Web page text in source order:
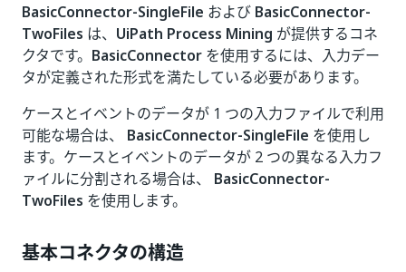
BasicConnector-SingleFile および BasicConnector-
TwoFiles は、 UiPath Process Mining が提供するコネ
クタです。 BasicConnector を使用するには、入力デー
タが定義された形式を満たしている必要があります。
ケースとイベントのデータが 1 つの入力ファイルで利用
可能な場合は、 BasicConnector-SingleFile を使用し
ます。ケースとイベントのデータが 2 つの異なる入力フ
ァイルに分割される場合は、 BasicConnector-
TwoFiles を使用します。
基本コネクタの構造